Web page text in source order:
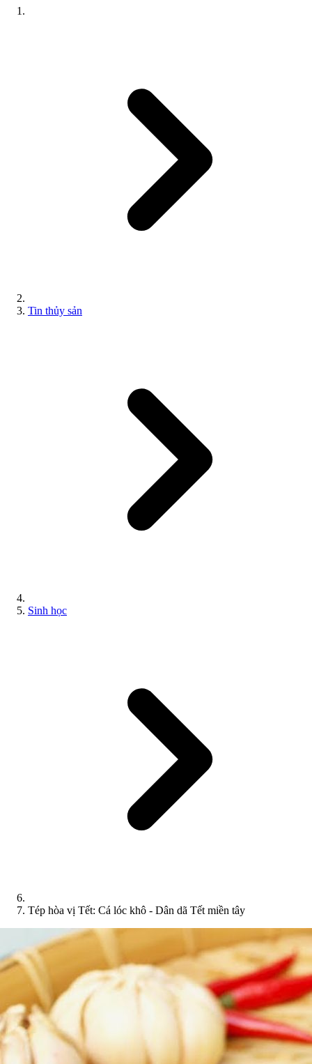
Tin thủy sản
Sinh học
Tép hòa vị Tết: Cá lóc khô - Dân dã Tết miền tây